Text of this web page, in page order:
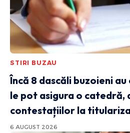
STIRI BUZAU
Încă 8 dascăli buzoieni
le pot asigura o catedră,
contestațiilor la
6 AUGUST 2026